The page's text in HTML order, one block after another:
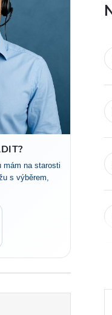
mám na starosti
s výběrem,